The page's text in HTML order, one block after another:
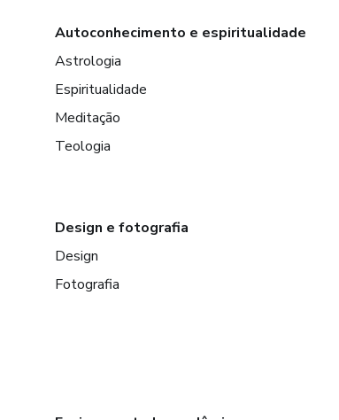
Autoconhecimento e espiritualidade
Astrologia
Espiritualidade
Meditação
Teologia
Design e fotografia
Design
Fotografia